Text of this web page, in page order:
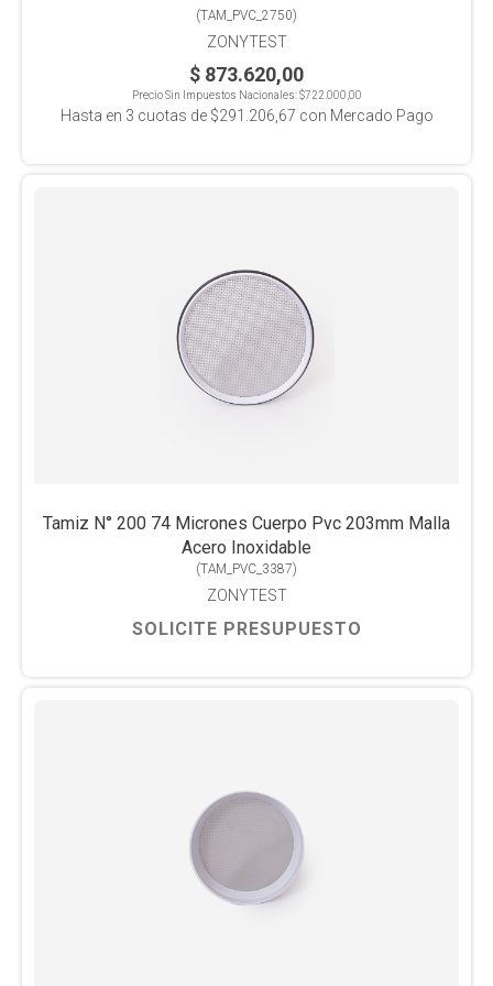
(TAM_PVC_2750)
ZONYTEST
$ 873.620,00
Precio Sin Impuestos Nacionales:$722.000,00
Hasta en 3 cuotas de $291.206,67 con Mercado Pago
Tamiz N° 200 74 Micrones Cuerpo Pvc 203mm Malla
Acero Inoxidable
(TAM_PVC_3387)
ZONYTEST
SOLICITE PRESUPUESTO